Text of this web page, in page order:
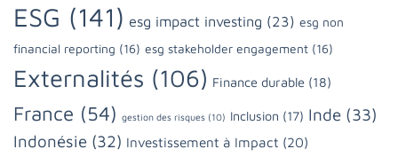
ESG (141) esg impact investing (23) esg non
financial reporting (16) esg stakeholder engagement (16)
Externalités (106) Finance durable (18)
France (54) gestion des risques (10) Inclusion (17) Inde (33)
Indonésie (32) Investissement à Impact (20)